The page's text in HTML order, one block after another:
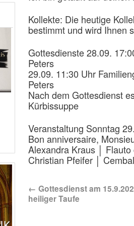
Kollekte: Die heutige
bestimmt und wird Ihnen
Gottesdienste 28.09.
Peters
29.09. 11:30 Uhr
Peters
Nach dem Gottesdienst
Kürbissuppe
Veranstaltung Sonntag
Bon anniversaire,
Alexandra Kraus │ Flauto
Christian Pfeifer │
← Gottesdienst am
heiliger Taufe